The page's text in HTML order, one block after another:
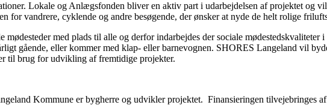
Lokale og Anlægsfonden bliver en aktiv part i udarbejdelsen af projektet og
for vandrere, cyklende og andre besøgende, der ønsker at nyde de helt rolige
med plads til alle og derfor indarbejdes der sociale
gående, eller kommer med klap- eller barnevognen. SHORES Langeland vil
til brug for udvikling af fremtidige projekter.
Kommune er bygherre og udvikler projektet. Finansieringen tilvejebringes